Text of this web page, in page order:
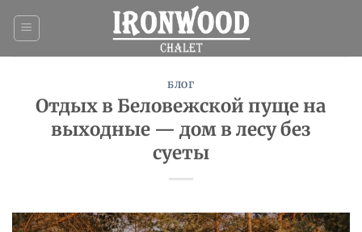
БЛОГ
Отдых в Беловежской пуще на
выходные — дом в лесу без
суеты